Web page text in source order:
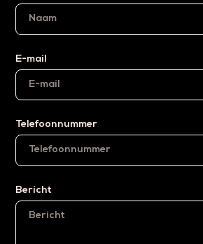
E-mail
Telefoonnummer
Bericht